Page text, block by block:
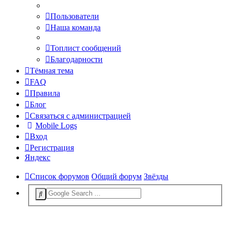
Пользователи
Наша команда
Топлист сообщений
Благодарности
Тёмная тема
FAQ
Правила
Блог
Связаться с администрацией
Mobile Logs
Вход
Регистрация
Яндекс
Список форумов Общий форум Звёзды